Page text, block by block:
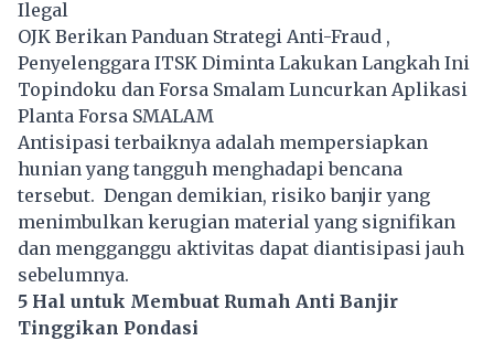
Ilegal
OJK Berikan Panduan Strategi Anti-Fraud ,
Penyelenggara ITSK Diminta Lakukan Langkah Ini
Topindoku dan Forsa Smalam Luncurkan Aplikasi
Planta Forsa SMALAM
Antisipasi terbaiknya adalah mempersiapkan
hunian yang tangguh menghadapi bencana
tersebut. Dengan demikian, risiko banjir yang
menimbulkan kerugian material yang signifikan
dan mengganggu aktivitas dapat diantisipasi jauh
sebelumnya.
5 Hal untuk Membuat Rumah Anti Banjir
Tinggikan Pondasi